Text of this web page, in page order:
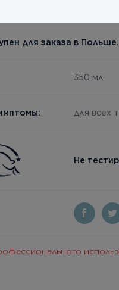
для заказа в Польше.
350 мл
для всех
Не